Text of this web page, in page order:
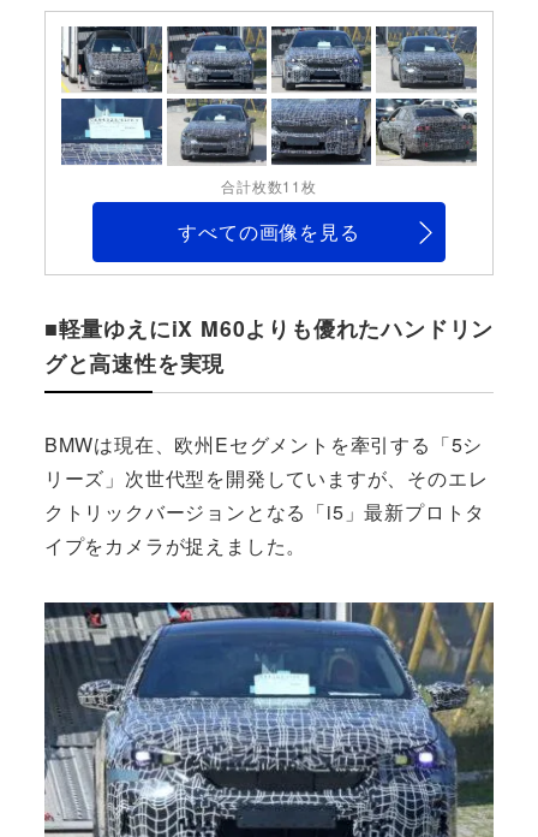
合計枚数11枚
すべての画像を見る
■軽量ゆえにiX M60よりも優れたハンドリン
グと高速性を実現
BMWは現在、欧州Eセグメントを牽引する「5シ
リーズ」次世代型を開発していますが、そのエレ
クトリックバージョンとなる「i5」最新プロトタ
イプをカメラが捉えました。